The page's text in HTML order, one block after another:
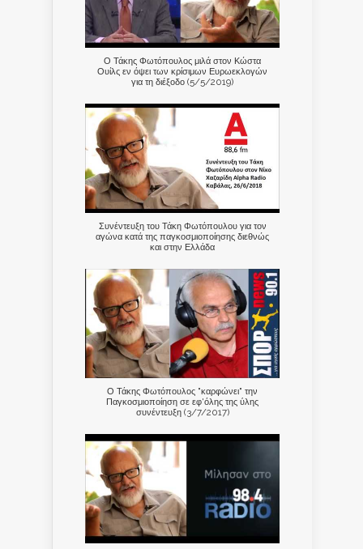
Ο Τάκης Φωτόπουλος μιλά στον Κώστα
Ουίλς εν όψει των κρίσιμων Ευρωεκλογών
για τη διέξοδο (5/5/2019)
Συνέντευξη του Τάκη Φωτόπουλου για τον
αγώνα κατά της παγκοσμιοποίησης διεθνώς
και στην Ελλάδα
Ο Τάκης Φωτόπουλος "καρφώνει" την
Παγκοσμιοποίηση σε εφ'όλης της ύλης
συνέντευξη (3/7/2017)